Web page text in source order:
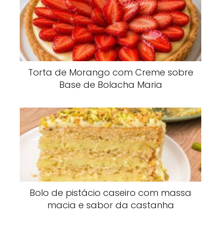
Torta de Morango com Creme sobre
Base de Bolacha Maria
Bolo de pistácio caseiro com massa
macia e sabor da castanha